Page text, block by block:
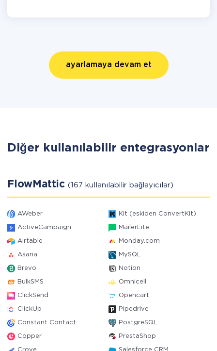
ayarlamaya devam et
Diğer kullanılabilir entegrasyonlar
FlowMattic (167 kullanılabilir bağlayıcılar)
AWeber Kit (eskiden ConvertKit)
ActiveCampaign MailerLite
Airtable Monday.com
Asana MySQL
Brevo Notion
BulkSMS Omnicell
ClickSend Opencart
ClickUp Pipedrive
Constant Contact PostgreSQL
Copper PrestaShop
Crove Salesforce CRM